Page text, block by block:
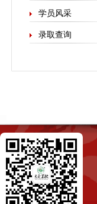
学员风采
录取查询